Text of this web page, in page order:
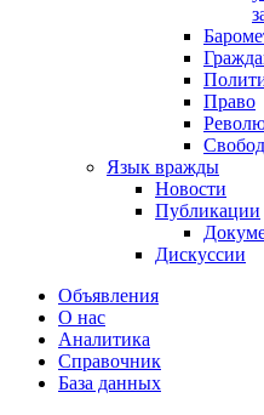
Право
Язык вражды
Новости
Публикации
Дискуссии
Объявления
О нас
Аналитика
Справочник
База данных